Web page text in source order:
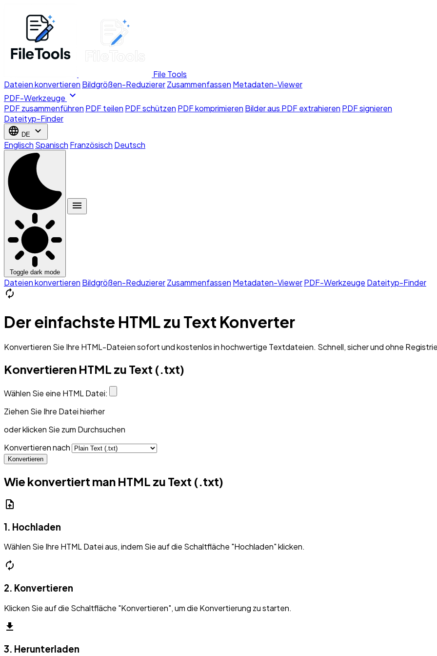
File Tools
Dateien konvertieren Bildgrößen-ReduziererZusammenfassen Metadaten-Viewer
PDF-Werkzeuge expand_more
PDF zusammenführen PDF teilen PDF schützen PDF komprimieren Bilder aus PDF extrahieren PDF signieren
Dateityp-Finder
language DE expand_more
Englisch Spanisch Französisch Deutsch
Toggle dark mode
menu
Dateien konvertieren Bildgrößen-ReduziererZusammenfassen Metadaten-ViewerPDF-Werkzeuge Dateityp-Finder
autorenew
Der einfachste HTML zu Text Konverter
Konvertieren Sie Ihre HTML-Dateien sofort und kostenlos in hochwertige Textdateien. Schnell, sicher und ohne
Konvertieren HTML zu Text (.txt)
Wählen Sie eine HTML Datei:
Ziehen Sie Ihre Datei hierher
oder klicken Sie zum Durchsuchen
Konvertieren nach
Konvertieren
Wie konvertiert man HTML zu Text (.txt)
upload_file
1. Hochladen
Wählen Sie Ihre HTML Datei aus, indem Sie auf die Schaltfläche "Hochladen" klicken.
autorenew
2. Konvertieren
Klicken Sie auf die Schaltfläche "Konvertieren", um die Konvertierung zu starten.
download
3. Herunterladen